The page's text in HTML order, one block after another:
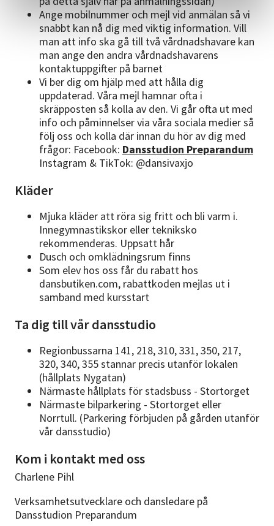
Ange mobilnummer och mejl vid anmälan så vi
snabbt kan nå dig med viktig information. Vill
man att info ska gå till två vårdnadshavare kan
man ange den andra vårdnadshavarens
kontaktuppgifter på barnet
Vi ber dig om hjälp med att hålla dig
uppdaterad. Våra mejl hamnar ofta i
skräpposten så kolla av den. Vi går ofta ut med
info och påminnelser via våra sociala medier så
följ oss och kolla där innan du hör av dig med
frågor: Facebook: Dansstudion Preparandum
Instagram & TikTok: @dansivaxjo
Kläder
Mjuka kläder att röra sig fritt och bli varm i.
Innegymnastikskor eller tekniksko
rekommenderas. Uppsatt hår
Dusch och omklädningsrum finns
Som elev hos oss får du rabatt hos
dansbutiken.com, rabattkoden mejlas ut i
samband med kursstart
Ta dig till vår dansstudio
Regionbussarna 141, 218, 310, 331, 350, 217,
320, 340, 355 stannar precis utanför lokalen
(hållplats Nygatan)
Närmaste hållplats för stadsbuss - Stortorget
Närmaste bilparkering - Stortorget eller
Norrtull. (Parkering förbjuden på gården utanför
vår dansstudio)
Kom i kontakt med oss
Charlene Pihl
Verksamhetsutvecklare och dansledare på
Dansstudion Preparandum